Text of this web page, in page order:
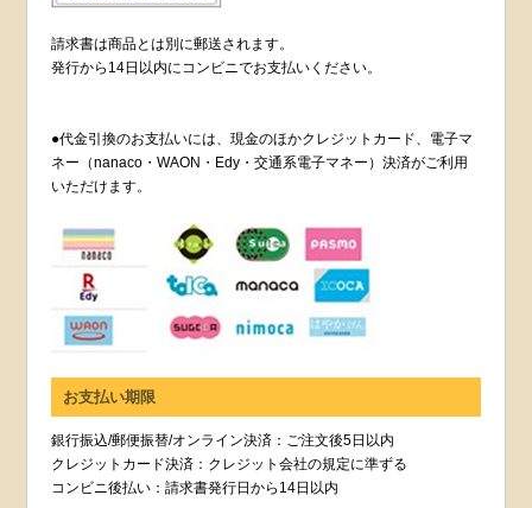
請求書は商品とは別に郵送されます。
発行から14日以内にコンビニでお支払いください。
●代金引換のお支払いには、現金のほかクレジットカード、電子マ
ネー（nanaco・WAON・Edy・交通系電子マネー）決済がご利用
いただけます。
お支払い期限
銀行振込/郵便振替/オンライン決済：ご注文後5日以内
クレジットカード決済：クレジット会社の規定に準ずる
コンビニ後払い：請求書発行日から14日以内